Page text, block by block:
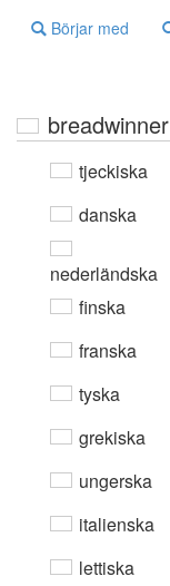
Börjar med
breadwinner
tjeckiska
danska
nederländska
finska
franska
tyska
grekiska
ungerska
italienska
lettiska